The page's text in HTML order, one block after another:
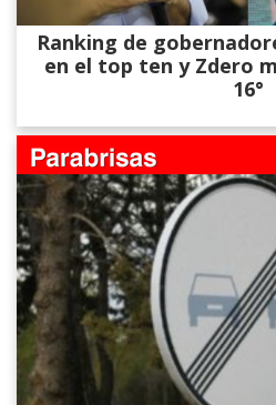
Ranking de
en el top ten y Zdero
16°